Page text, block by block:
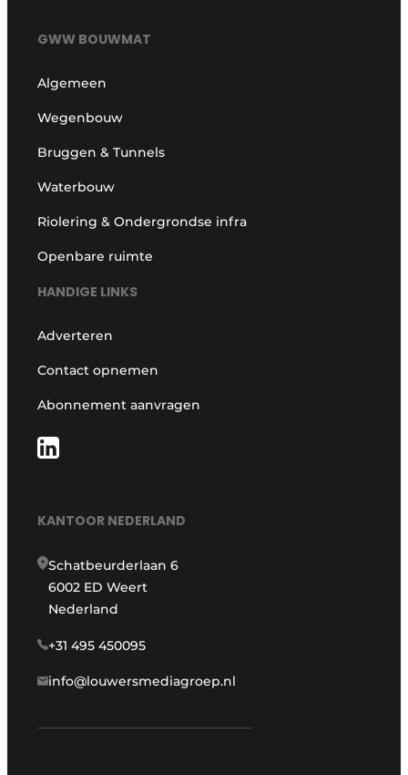
GWW BOUWMAT
Algemeen
Wegenbouw
Bruggen & Tunnels
Waterbouw
Riolering & Ondergrondse infra
Openbare ruimte
HANDIGE LINKS
Adverteren
Contact opnemen
Abonnement aanvragen
KANTOOR NEDERLAND
Schatbeurderlaan 6
6002 ED Weert
Nederland
+31 495 450095
info@louwersmediagroep.nl